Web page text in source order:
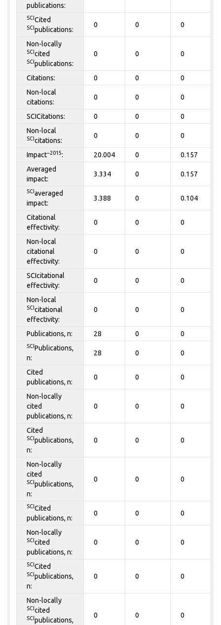
publications:
SCICited
SCIpublications:
0 0 0
Non-locally
SCIcited
SCIpublications:
0 0 0
Citations: 0 0 0
Non-local
citations:
0 0 0
SCICitations: 0 0 0
Non-local
SCIcitations:
0 0 0
Impact~2015: 20.004 0 0.157
Averaged
impact:
3.334 0 0.157
SCIaveraged
impact:
3.388 0 0.104
Citational
effectivity:
0 0 0
Non-local
citational
effectivity:
0 0 0
SCIcitational
effectivity:
0 0 0
Non-local
SCIcitational
effectivity:
0 0 0
Publications, n: 28 0 0
SCIPublications,
n:
28 0 0
Cited
publications, n:
0 0 0
Non-locally
cited
publications, n:
0 0 0
Cited
SCIpublications,
n:
0 0 0
Non-locally
cited
SCIpublications,
n:
0 0 0
SCICited
publications, n:
0 0 0
Non-locally
SCIcited
publications, n:
0 0 0
SCICited
SCIpublications,
n:
0 0 0
Non-locally
SCIcited
SCIpublications,
0 0 0